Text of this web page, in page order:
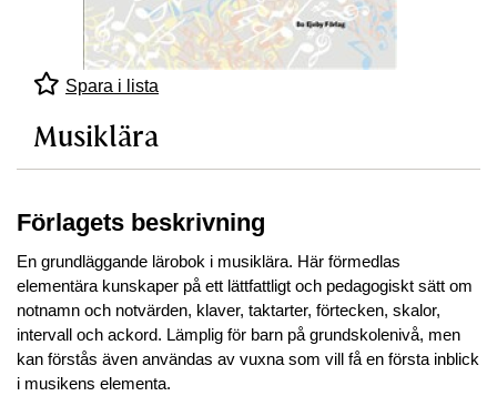
Spara i lista
Musiklära
Förlagets beskrivning
En grundläggande lärobok i musiklära. Här förmedlas
elementära kunskaper på ett lättfattligt och pedagogiskt sätt om
notnamn och notvärden, klaver, taktarter, förtecken, skalor,
intervall och ackord. Lämplig för barn på grundskolenivå, men
kan förstås även användas av vuxna som vill få en första inblick
i musikens elementa.